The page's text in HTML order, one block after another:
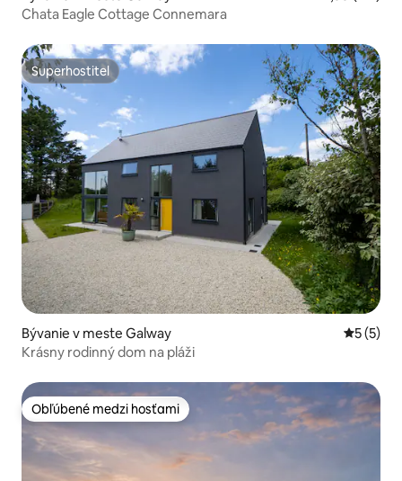
Chata Eagle Cottage Connemara
Superhostiteľ
Superhostiteľ
Bývanie v meste Galway
5 (5)
Krásny rodinný dom na pláži
Obľúbené medzi hosťami
Obľúbené medzi hosťami